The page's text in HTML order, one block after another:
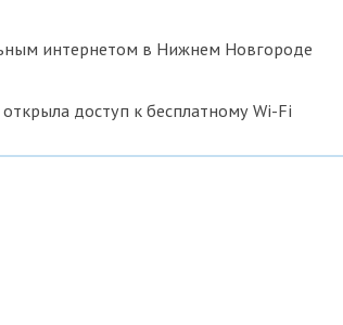
интернетом в Нижнем Новгороде
доступ к бесплатному Wi-Fi